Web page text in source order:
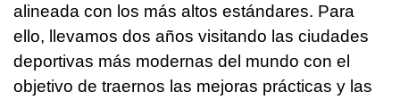
alineada con los más altos estándares. Para
ello, llevamos dos años visitando las ciudades
deportivas más modernas del mundo con el
objetivo de traernos las mejoras prácticas y las